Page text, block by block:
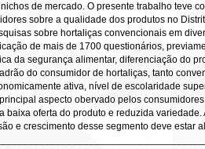
de mercado. O presente trabalho teve
sobre a qualidade dos produtos no
sobre hortaliças convencionais em
de mais de 1700 questionários,
da segurança alimentar, diferenciação do
do consumidor de hortaliças, tanto
ativa, nível de escolaridade
aspecto obervado pelos
baixa oferta do produto e reduzida
e crescimento desse segmento deve estar